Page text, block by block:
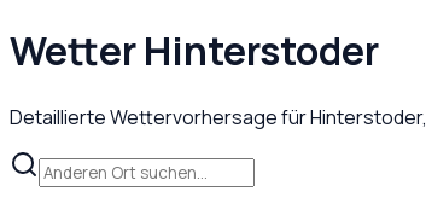
WetterHinterstoder
Detaillierte Wettervorhersage fürHinterstoder,